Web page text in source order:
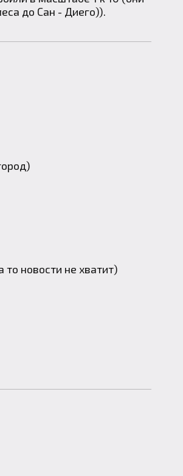
до Сан - Диего)).
то новости не хватит)